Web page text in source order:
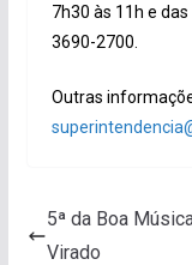
7h30 às 11h e
3690-2700.
Outras
5ª da Boa
Virado